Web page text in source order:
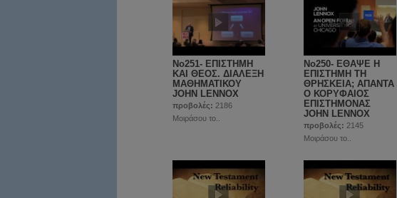
No251- ΕΠΙΣΤΗΜΗ
ΚΑΙ ΘΕΟΣ. ΔΙΑΛΕΞΗ
ΜΑΘΗΜΑΤΙΚΟΥ
JOHN LENNOX
προβολές: 2186
Μοιράσου το..
Νο250- ΕΘΑΨΕ Η
ΕΠΙΣΤΗΜΗ ΤΗ
ΘΡΗΣΚΕΙΑ; ΑΠΑΝΤΑ
Ο ΚΟΡΥΦΑΙΟΣ
EΠΙΣΤΗΜΟΝΑΣ
JOHN LENNOX
προβολές: 2145
Μοιράσου το..